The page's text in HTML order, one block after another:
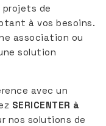
projets de
à vos besoins.
association ou
solution
avec un
SERICENTER à
nos solutions de